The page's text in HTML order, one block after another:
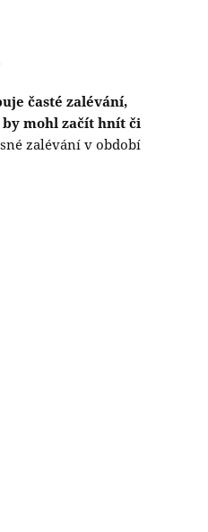
časté zalévání,
mohl začít hnít či
zalévání v období